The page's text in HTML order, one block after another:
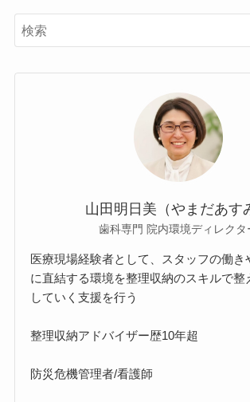
山田明日美（やまだあす
歯科専門 院内環境ディレクタ
医療現場経験者として、スタッフの働き
に直結する環境を整理収納のスキルで整
していく支援を行う
整理収納アドバイザー歴10年超
防災危機管理者/看護師